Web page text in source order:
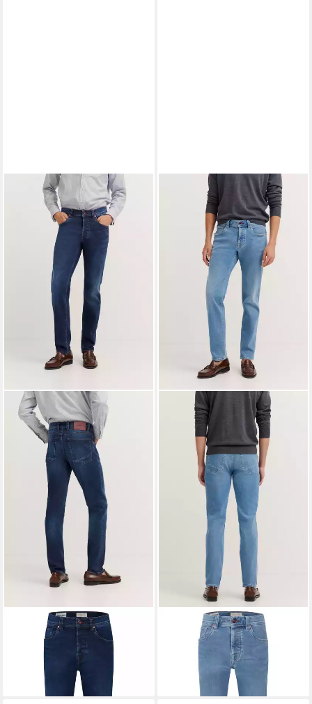
BUGATTI5-Pocket-Jeans mit
Stretchfunktion
119,99 €
BUGATTI5-Pocket-Jeans mit
Elasthan
119,99 €